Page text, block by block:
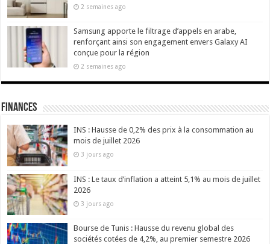
2 semaines ago
Samsung apporte le filtrage d’appels en arabe,
renforçant ainsi son engagement envers Galaxy AI
conçue pour la région
2 semaines ago
Finances
INS : Hausse de 0,2% des prix à la consommation au
mois de juillet 2026
3 jours ago
INS : Le taux d’inflation a atteint 5,1% au mois de juillet
2026
3 jours ago
Bourse de Tunis : Hausse du revenu global des
sociétés cotées de 4,2%, au premier semestre 2026